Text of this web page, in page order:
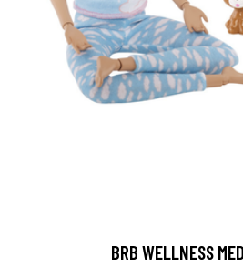
BRB WELLNESS